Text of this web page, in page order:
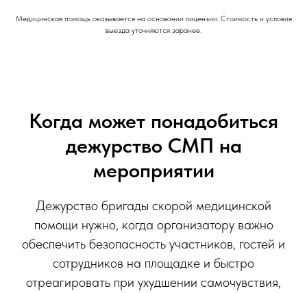
Медицинская помощь оказывается на основании лицензии. Стоимость и условия
выезда уточняются заранее.
Когда может понадобиться
дежурство СМП на
мероприятии
Дежурство бригады скорой медицинской
помощи нужно, когда организатору важно
обеспечить безопасность участников, гостей и
сотрудников на площадке и быстро
отреагировать при ухудшении самочувствия,